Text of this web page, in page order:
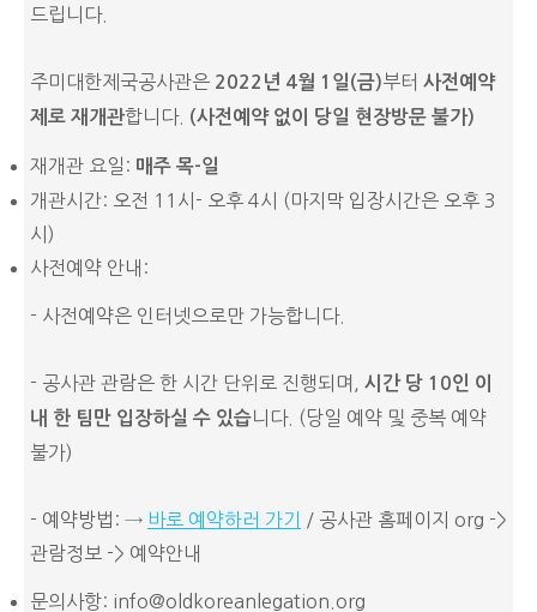
드립니다.
주미대한제국공사관은 2022 년 4월 1 일 (금)부터 사전예약
제 로 재개관합니다. (사전예약 없이 당일 현장방문 불가)
재개관 요일: 매주 목-일
개관시간: 오전 11시- 오후 4시 (마지막 입장시간은 오후 3
시)
사전예약 안내:
- 사전예약은 인터넷으로만 가능합니다.
- 공사관 관람은 한 시간 단위로 진행되며, 시간 당 10인 이
내 한 팀만 입장하실 수 있습니다. (당일 예약 및 중복 예약
불가)
- 예약방법: → 바로 예약하러 가기
/ 공사관 홈페이지 org ->
관람정보 -> 예약안내
문의사항: info@oldkoreanlegation.org